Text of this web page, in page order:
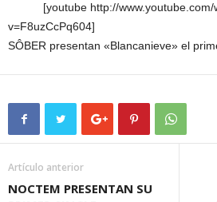
[youtube http://www.youtube.com/
v=F8uzCcPq604]
SÔBER presentan «Blancanieve» el
Artículo anterior
NOCTEM PRESENTAN SU